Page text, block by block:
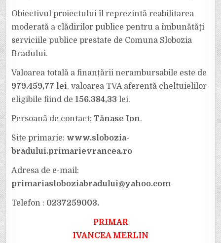
Obiectivul proiectului îl reprezintă reabilitarea
moderată a clădirilor publice pentru a îmbunătăți
serviciile publice prestate de Comuna Slobozia
Bradului.
Valoarea totală a finanțării nerambursabile este de
979.459,77 lei, valoarea TVA aferentă cheltuielilor
eligibile fiind de 156.384,33 lei.
Persoană de contact:Tănase Ion.
Site primarie: www.slobozia-
bradului.primarievrancea.ro
Adresa de e-mail:
primariasloboziabradului@yahoo.com
Telefon : 0237259003.
PRIMAR
IVANCEA MERLIN